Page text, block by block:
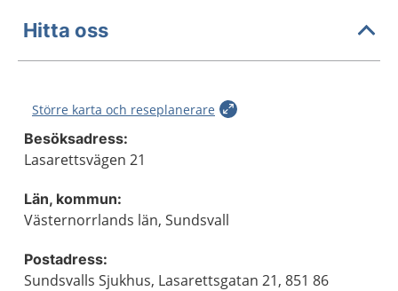
Hitta oss
Större karta och reseplanerare
Besöksadress:
Lasarettsvägen 21
Län, kommun:
Västernorrlands län, Sundsvall
Postadress:
Sundsvalls Sjukhus, Lasarettsgatan 21, 851 86